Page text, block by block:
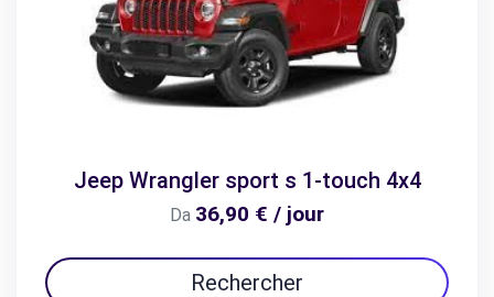
Jeep Wrangler sport s 1-touch 4x4
Da 36,90 € / jour
Rechercher